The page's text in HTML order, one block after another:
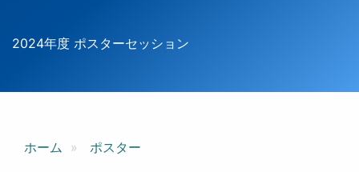
2024年度 ポスターセッション
ホーム ポスター